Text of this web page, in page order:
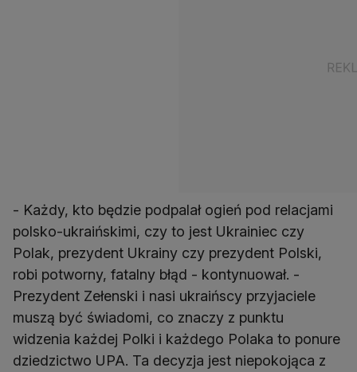
- Każdy, kto będzie podpalał ogień pod relacjami
polsko-ukraińskimi, czy to jest Ukrainiec czy
Polak, prezydent Ukrainy czy prezydent Polski,
robi potworny, fatalny błąd - kontynuował. -
Prezydent Zełenski i nasi ukraińscy przyjaciele
muszą być świadomi, co znaczy z punktu
widzenia każdej Polki i każdego Polaka to ponure
dziedzictwo UPA. Ta decyzja jest niepokojąca z